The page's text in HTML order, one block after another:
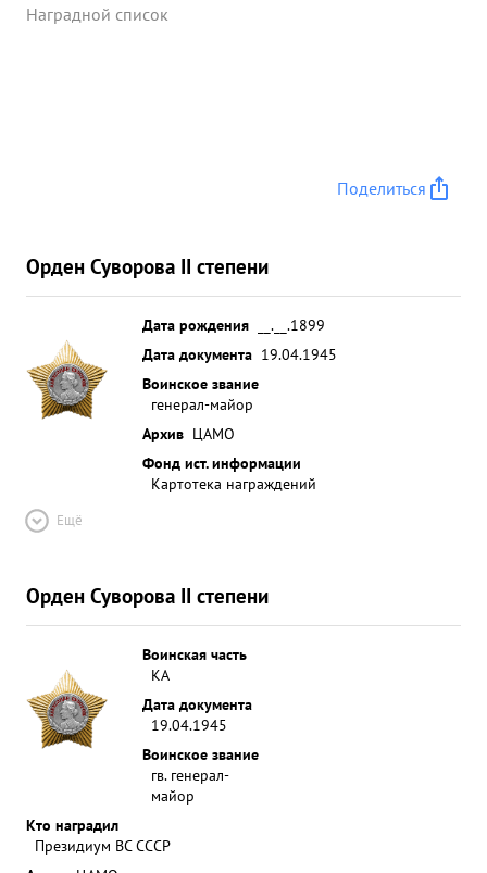
Наградной список
Поделиться
Орден Суворова II степени
Дата рождения
__.__.1899
Дата документа 19.04.1945
Воинское звание
генерал-майор
Архив ЦАМО
Фонд ист. информации
Картотека награждений
Ещё
Орден Суворова II степени
Воинская часть
КА
Дата документа
19.04.1945
Воинское звание
гв. генерал-
майор
Кто наградил
Президиум ВС СССР